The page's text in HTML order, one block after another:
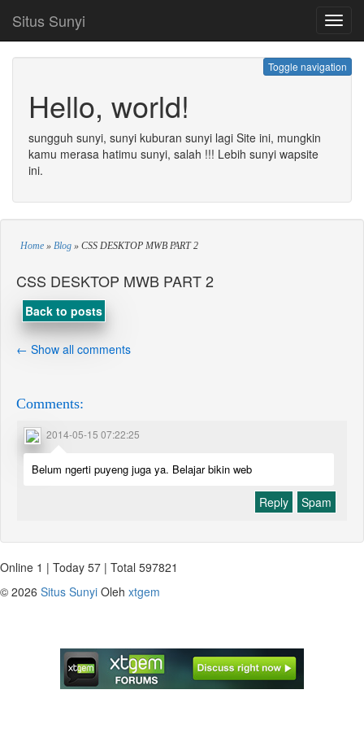
Situs Sunyi
Toggle navigation
Hello, world!
sungguh sunyi, sunyi kuburan sunyi lagi Site ini, mungkin
kamu merasa hatimu sunyi, salah !!! Lebih sunyi wapsite
ini.
Home » Blog » CSS DESKTOP MWB PART 2
CSS DESKTOP MWB PART 2
Back to posts
← Show all comments
Comments:
2014-05-15 07:22:25
Belum ngerti puyeng juga ya. Belajar bikin web
Reply Spam
Online 1 | Today 57 | Total 597821
© 2026 Situs Sunyi Oleh xtgem